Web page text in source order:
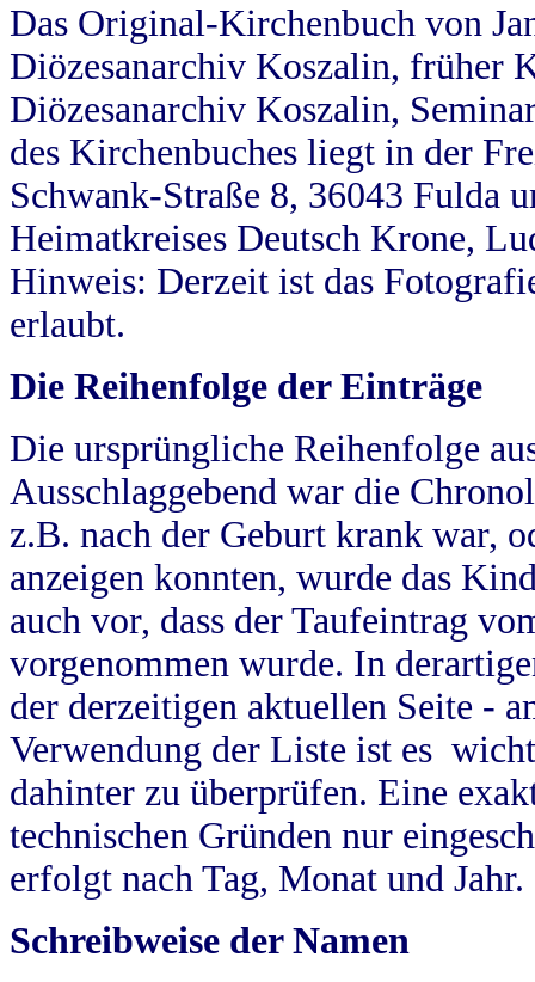
Das Original-Kirchenbuch von
Diözesanarchiv Koszalin, früher
Diözesanarchiv Koszalin,
des Kirchenbuches liegt in der
Schwank-Straße 8, 36043 Fulda
Heimatkreises Deutsch Krone,
Hinweis: Derzeit ist das
erlaubt.
Die Reihenfolge der Einträge
Die ursprüngliche Reihenfolge
Ausschlaggebend war die
z.B. nach der Geburt krank war,
anzeigen konnten, wurde das
auch vor, dass der Taufeintrag
vorgenommen wurde. In
der derzeitigen aktuellen Seite -
Verwendung der Liste ist es
dahinter zu überprüfen. Eine
technischen Gründen nur
erfolgt nach Tag, Monat und Jahr.
Schreibweise der Namen